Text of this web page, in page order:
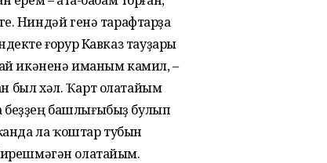
Ниндәй генә тарафтарҙа
ғорур Кавказ тауҙары
икәненә иманым камил, –
был хәл. Ҡарт олатайым
беҙҙең башлығыбыҙ булып
ла ҡоштар тубын
олатайым.